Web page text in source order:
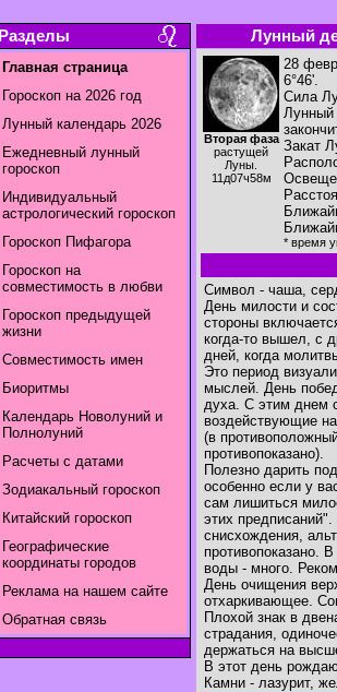
Разделы
Главная страница
Гороскоп на 2026 год
Лунный календарь 2026
Ежедневный лунный
гороскоп
Индивидуальный
астрологический гороскоп
Гороскоп Пифагора
Гороскоп на
совместимость в любви
Гороскоп предыдущей
жизни
Совместимость имен
Биоритмы
Календарь Новолуний и
Полнолуний
Расчеты с датами
Зодиакальный гороскоп
Китайский гороскоп
Географические
координаты городов
Реклама на нашем сайте
Обратная связь
Лунный
Вторая фаза
растущей
Луны.
11д07ч58м
28
6°46'.
Сила
Лунный
Закат
* время
Символ - чаша,
День милости и
стороны
когда-то вышел, с
дней, когда
Это период
мыслей. День
духа. С этим днем
воздействующие
(в
противопоказано).
Полезно дарить
особенно если у
сам лишиться
этих
снисхождения,
противопоказано.
воды - много.
День очищения
отхаркивающее.
Плохой знак в
страдания,
держаться на
В этот день
Камни - лазурит,